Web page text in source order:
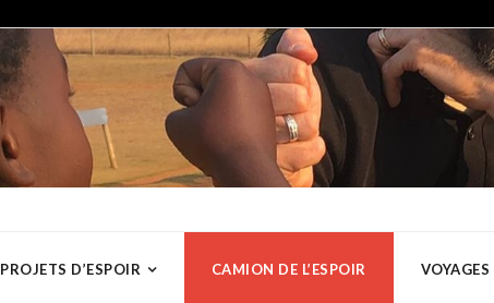
PROJETS D’ESPOIR CAMION DE L’ESPOIR VOYAGES